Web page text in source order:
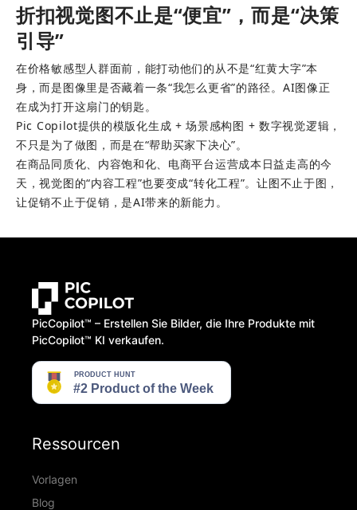
折扣视觉图不止是“便宜”，而是“决策
引导”
在价格敏感型人群面前，能打动他们的从不是“红黄大字”本
身，而是图像里是否藏着一条“我怎么更省”的路径。AI图像正
在成为打开这扇门的钥匙。
Pic Copilot提供的模版化生成 + 场景感构图 + 数字视觉逻辑，
不只是为了做图，而是在“帮助买家下决心”。
在商品同质化、内容饱和化、电商平台运营成本日益走高的今
天，视觉图的“内容工程”也要变成“转化工程”。让图不止于图，
让促销不止于促销，是AI带来的新能力。
PicCopilot™️ – Erstellen Sie Bilder, die Ihre Produkte mit
PicCopilot™️ KI verkaufen.
Ressourcen
Vorlagen
Blog